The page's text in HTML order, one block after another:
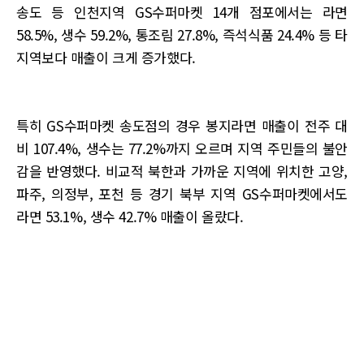
송도 등 인천지역 GS수퍼마켓 14개 점포에서는 라면
58.5%, 생수 59.2%, 통조림 27.8%, 즉석식품 24.4% 등 타
지역보다 매출이 크게 증가했다.
특히 GS수퍼마켓 송도점의 경우 봉지라면 매출이 전주 대
비 107.4%, 생수는 77.2%까지 오르며 지역 주민들의 불안
감을 반영했다. 비교적 북한과 가까운 지역에 위치한 고양,
파주, 의정부, 포천 등 경기 북부 지역 GS수퍼마켓에서도
라면 53.1%, 생수 42.7% 매출이 올랐다.